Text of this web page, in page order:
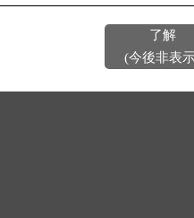
了解
(今後非表